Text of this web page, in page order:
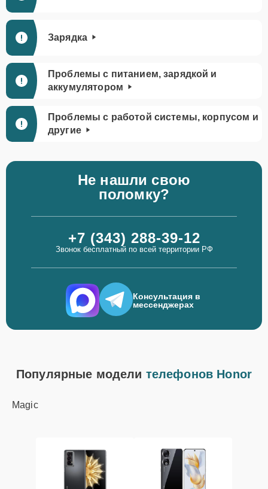
Зарядка
Проблемы с питанием, зарядкой и
аккумулятором
Проблемы с работой системы, корпусом и
другие
Не нашли свою
поломку?
+7 (343) 288-39-12
Звонок бесплатный по всей территории РФ
Консультация в
мессенджерах
Популярные модели телефонов Honor
Magic